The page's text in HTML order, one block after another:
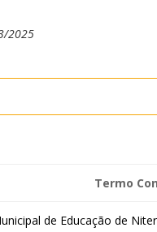
2025
Termo
de Educação de